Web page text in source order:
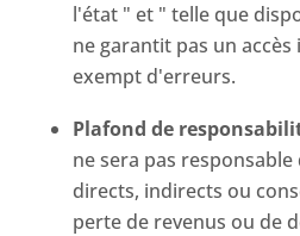
l'état " et " telle que
ne garantit pas un
exempt d'erreurs.
Plafond de
ne sera pas
directs, indirects ou
perte de revenus ou de